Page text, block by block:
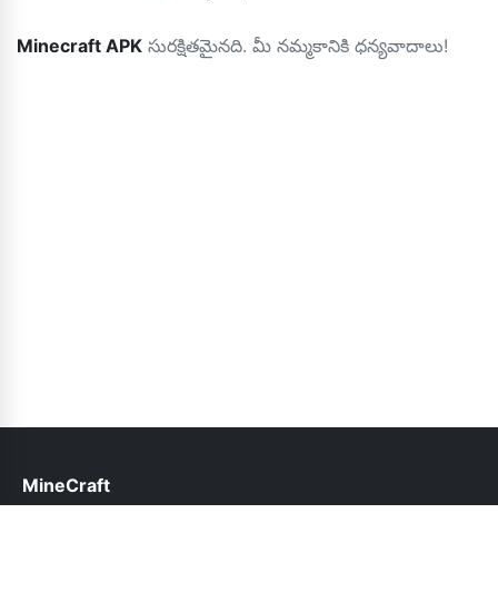
Minecraft APK సురక్షితమైనది. మీ నమ్మకానికి ధన్యవాదాలు!
MineCraft